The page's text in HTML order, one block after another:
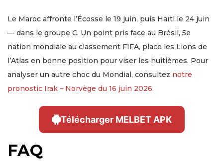
Le Maroc affronte l’Écosse le 19 juin, puis Haïti le 24 juin
— dans le groupe C. Un point pris face au Brésil, 5e
nation mondiale au classement FIFA, place les Lions de
l’Atlas en bonne position pour viser les huitièmes. Pour
analyser un autre choc du Mondial, consultez notre
pronostic Irak – Norvège du 16 juin 2026.
Télécharger MELBET APK
FAQ